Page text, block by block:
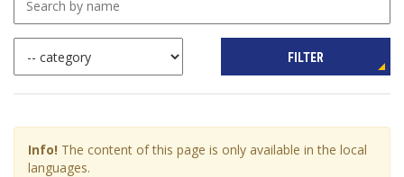
FILTER
Info! The content of this page is only available in the local
languages.